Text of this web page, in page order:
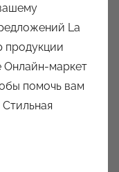
La
продукции
Онлайн-маркет
помочь вам